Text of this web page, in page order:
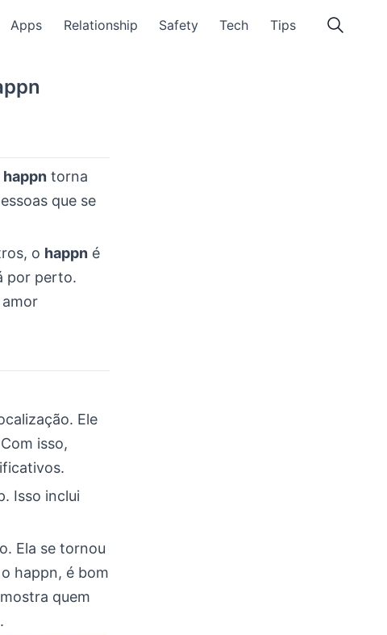
Apps Relationship Safety Tech Tips
happn torna
que se
o happn é
por perto.
Ele
isso,
Isso inclui
Ela se tornou
happn, é bom
quem